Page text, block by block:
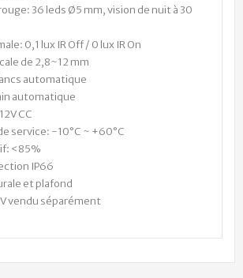
36 leds Ø5 mm, vision de nuit à 30
0,1 lux IR Off / 0 lux IR On
de 2,8~12 mm
automatique
automatique
CC
service: -10°C ~ +60°C
<85%
IP66
et plafond
vendu séparément